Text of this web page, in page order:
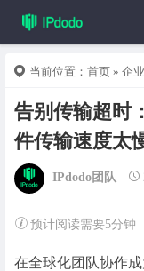
当前位置： 首页 » 企
告别传输超时
件传输速度太
IPdodo团队
预计阅读需要5分钟
在全球化团队协作成